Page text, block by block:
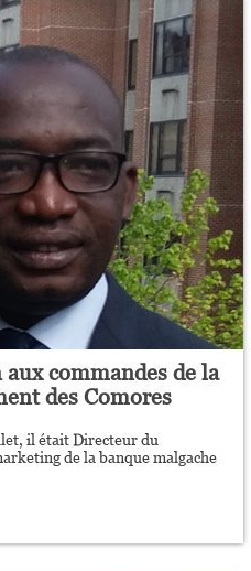
commandes de la
des Comores
il était Directeur du
de la banque malgache